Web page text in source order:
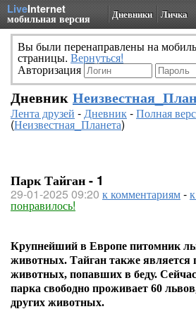
LiveInternet
мобильная версия Дневники Личка
Вы были перенаправлены на
страницы. Вернуться!
Авторизация
Дневник
Лента друзей -Дневник-Полная
(Неизвестная_Планета)
Парк Тайган - 1
29-01-2025 09:20 к комментариям-
понравилось!
Крупнейший в Европе питомник
животных. Тайган также является
животных, попавших в беду.
парка свободно проживает 60
других животных.